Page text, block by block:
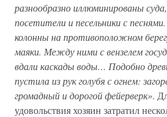
разнообразно иллюминированы
посетители и песельники с
колонны на противоположном
маяки. Между ними с вензелем
вдали каскады воды… Подобно
пустила из рук голубя с огнем:
громадный и дорогой фейерверк».
удовольствия хозяин затратил